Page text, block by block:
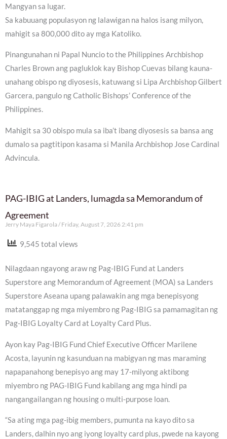
Mangyan sa lugar.
Sa kabuuang populasyon ng lalawigan na halos isang milyon,
mahigit sa 800,000 dito ay mga Katoliko.
Pinangunahan ni Papal Nuncio to the Philippines Archbishop
Charles Brown ang pagluklok kay Bishop Cuevas bilang kauna-
unahang obispo ng diyosesis, katuwang si Lipa Archbishop Gilbert
Garcera, pangulo ng Catholic Bishops’ Conference of the
Philippines.
Mahigit sa 30 obispo mula sa iba’t ibang diyosesis sa bansa ang
dumalo sa pagtitipon kasama si Manila Archbishop Jose Cardinal
Advincula.
PAG-IBIG at Landers, lumagda sa Memorandum of
Agreement
Jerry Maya Figarola Friday, August 7, 2026 2:41 pm
9,545 total views
Nilagdaan ngayong araw ng Pag-IBIG Fund at Landers
Superstore ang Memorandum of Agreement (MOA) sa Landers
Superstore Aseana upang palawakin ang mga benepisyong
matatanggap ng mga miyembro ng Pag-IBIG sa pamamagitan ng
Pag-IBIG Loyalty Card at Loyalty Card Plus.
Ayon kay Pag-IBIG Fund Chief Executive Officer Marilene
Acosta, layunin ng kasunduan na mabigyan ng mas maraming
napapanahong benepisyo ang may 17-milyong aktibong
miyembro ng PAG-IBIG Fund kabilang ang mga hindi pa
nangangailangan ng housing o multi-purpose loan.
“Sa ating mga pag-ibig members, pumunta na kayo dito sa
Landers, dalhin nyo ang iyong loyalty card plus, pwede na kayong